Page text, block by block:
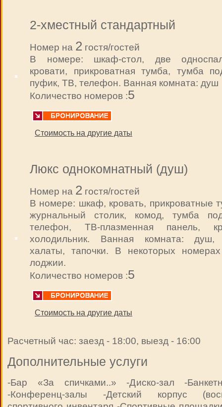
2-хместный стандартный
Номер на 2 гостя/гостей
В номере: шкаф-стол, две
кровати, прикроватная тумба, тумба
пуфик, ТВ, телефон. Ванная комната: душ
Количество номеров :5
Стоимость на другие даты
Люкс однокомнатный (душ)
Номер на 2 гостя/гостей
В номере: шкаф, кровать, прикроватные
журнальный столик, комод, тумба
телефон, ТВ-плазменная панель,
холодильник. Ванная комната:
халаты, тапочки. В некоторых
лоджии.
Количество номеров :5
Стоимость на другие даты
Расчетный час: заезд - 18:00, выезд - 16:00
Дополнительные услуги
-Бар «За спичками..» -Диско-зал -
-Конференц-залы -Детский корпус